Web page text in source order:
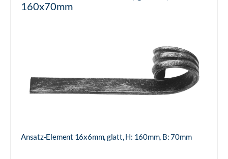
160x70mm
Ansatz-Element 16x6mm, glatt, H: 160mm, B: 70mm